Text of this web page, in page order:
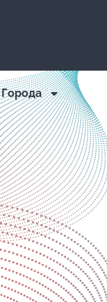
Города